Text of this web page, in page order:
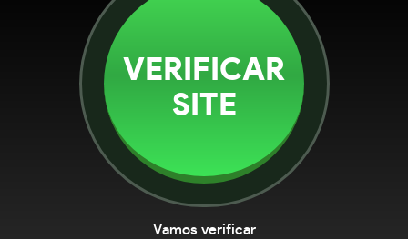
VERIFICAR
SITE
Vamos verificar